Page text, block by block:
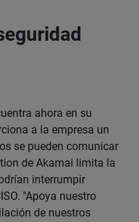
ahora en su
a la empresa un
se pueden comunicar
de Akamai limita la
interrumpir
"Apoya nuestro
de nuestros